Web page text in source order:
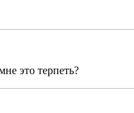
это терпеть?